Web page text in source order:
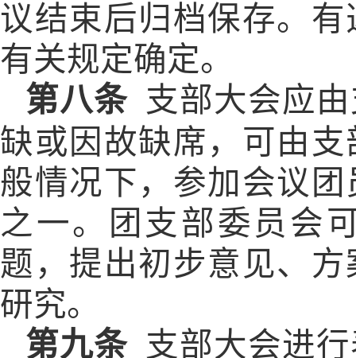
议结束后归档保存。
有关规定确定。
第八条 支部大会应
缺或因故缺席，可由
般情况下，参加会议
之一。团支部委员会
题，提出初步意见、
研究。
第九条 支部大会进